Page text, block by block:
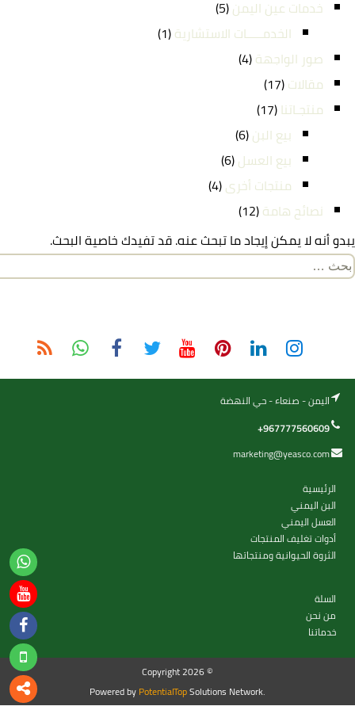
خدمات عين اليمن(5)
الخدمـــــات الاستشارية(1)
صور الواجهة(4)
مقالات(17)
منتجـاتنا (17)
بيع البن(6)
بيع العسل(6)
منتجات أخرى(4)
نصائح هامة(12)
يبدو أنه لا يمكن إيجاد ما تبحث عنه. قد تفيدك خاصية البحث.
البحث
اليمن - صنعاء - حي النهضة
+967777560609
marketing@yeasco.com
الرئيسية
البن اليمني
العسل اليمني
أدوات تغليف المنتجات
الثروة الحيوانية ومنتجاتها
السلة
من نحن
خدماتنا
Copyright 2026 ©
Powered byPotentialTopSolutions Network.